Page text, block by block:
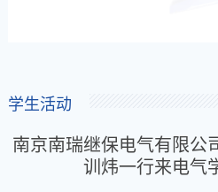
学生活动
南京南瑞继保电气有限公
训炜一行来电气